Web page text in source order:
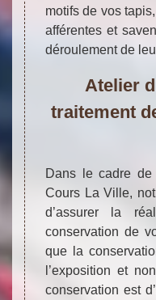
motifs de vos
afférentes et
déroulement de
Atelier
traitement
Dans le cadre
Cours La Ville,
d’assurer la
conservation de
que la
l’exposition et
conservation est